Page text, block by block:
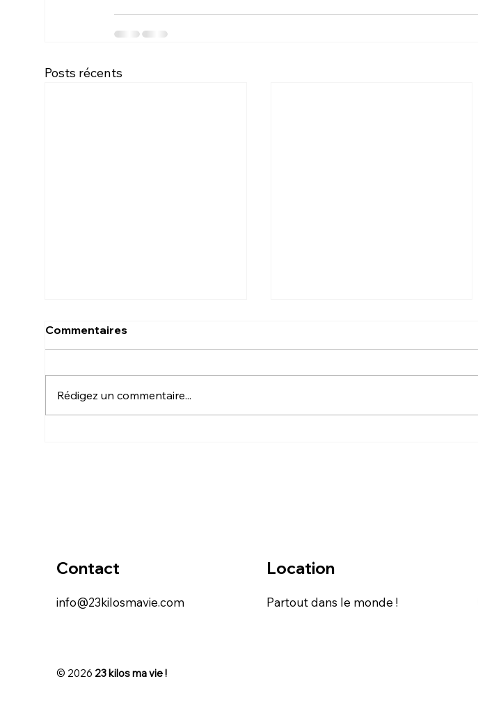
Posts récents
TROLLSTIGEN
Commentaires
Rédigez un commentaire...
Contact
info@23kilosmavie.com
Location
Partout dans le monde !
© 2026 23 kilos ma vie !